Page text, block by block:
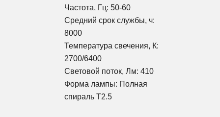
Частота, Гц: 50-60
Средний срок службы, ч:
8000
Температура свечения, К:
2700/6400
Световой поток, Лм: 410
Форма лампы: Полная
спираль T2.5